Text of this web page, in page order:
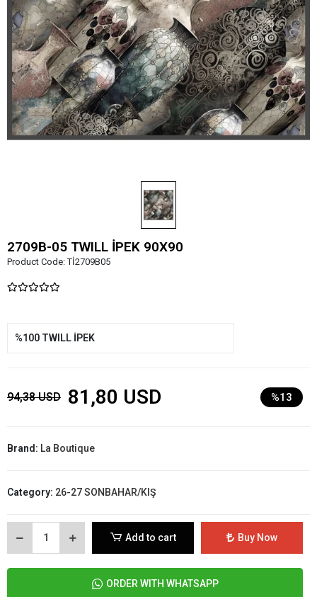
2709B-05 TWILL İPEK 90X90
Product Code:Tİ2709B05
%100 TWILL İPEK
94,38 USD 81,80 USD %13
Brand: La Boutique
Category: 26-27 SONBAHAR/KIŞ
Add to cart Buy Now
ORDER WITH WHATSAPP